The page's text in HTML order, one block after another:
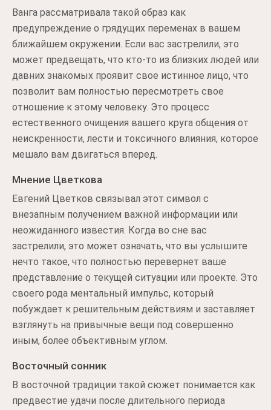
Ванга рассматривала такой образ как
предупреждение о грядущих переменах в вашем
ближайшем окружении. Если вас застрелили, это
может предвещать, что кто-то из близких людей или
давних знакомых проявит свое истинное лицо, что
позволит вам полностью пересмотреть свое
отношение к этому человеку. Это процесс
естественного очищения вашего круга общения от
неискренности, лести и токсичного влияния, которое
мешало вам двигаться вперед.
Мнение Цветкова
Евгений Цветков связывал этот символ с
внезапным получением важной информации или
неожиданного известия. Когда во сне вас
застрелили, это может означать, что вы услышите
нечто такое, что полностью перевернет ваше
представление о текущей ситуации или проекте. Это
своего рода ментальный импульс, который
побуждает к решительным действиям и заставляет
взглянуть на привычные вещи под совершенно
иным, более объективным углом.
Восточный сонник
В восточной традиции такой сюжет понимается как
предвестие удачи после длительного периода